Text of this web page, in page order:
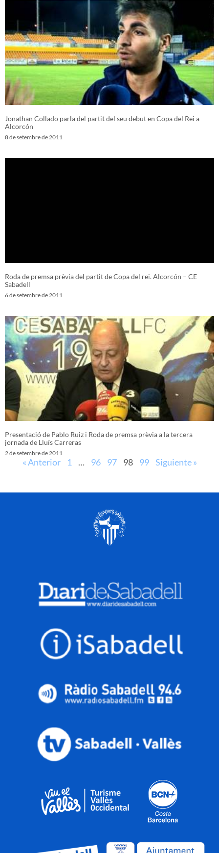
Jonathan Collado parla del partit del seu debut en Copa del Rei a
Alcorcón
8 de setembre de 2011
Roda de premsa prèvia del partit de Copa del rei. Alcorcón – CE
Sabadell
6 de setembre de 2011
Presentació de Pablo Ruiz i Roda de premsa prèvia a la tercera
jornada de Lluís Carreras
2 de setembre de 2011
« Anterior 1 … 96 97 98 99 Siguiente »